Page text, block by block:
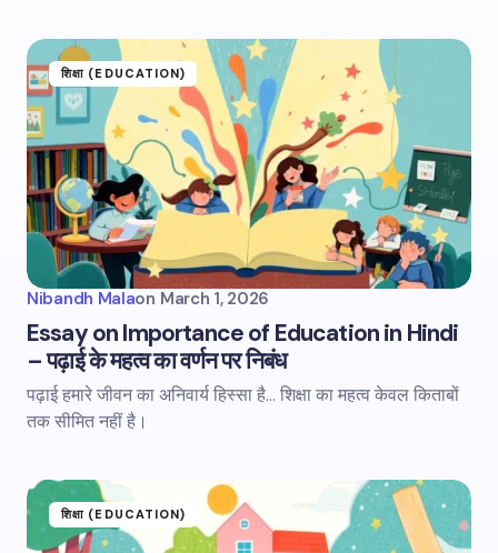
शिक्षा (EDUCATION)
Nibandh Malaon March 1, 2026
Essay on Importance of Education in Hindi
– पढ़ाई के महत्व का वर्णन पर निबंध
पढ़ाई हमारे जीवन का अनिवार्य हिस्सा है... शिक्षा का महत्व केवल किताबों
तक सीमित नहीं है।
शिक्षा (EDUCATION)